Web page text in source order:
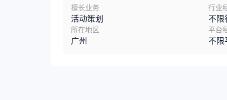
擅长业务
活动策划
所在地区
广州
行业
不限
平台
不限